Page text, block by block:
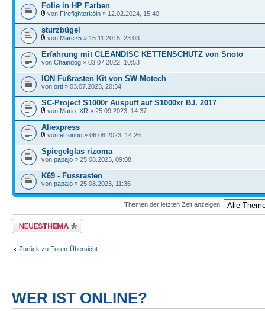
Folie in HP Farben
von Firefighterköln » 12.02.2024, 15:40
sturzbügel
von Marc75 » 15.11.2015, 23:03
Erfahrung mit CLEANDISC KETTENSCHUTZ von Snoto
von Chaindog » 03.07.2022, 10:53
ION Fußrasten Kit von SW Motech
von orti » 03.07.2023, 20:34
SC-Project S1000r Auspuff auf S1000xr BJ. 2017
von Mario_XR » 25.09.2023, 14:37
Aliexpress
von el.tonno » 06.08.2023, 14:26
Spiegelglas rizoma
von papajo » 25.08.2023, 09:08
K69 - Fussrasten
von papajo » 25.08.2023, 11:36
Themen der letzten Zeit anzeigen:
Neues Thema erstellen
Zurück zu Foren-Übersicht
WER IST ONLINE?